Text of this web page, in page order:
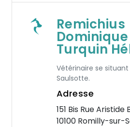
Remichius
Turquin
Vétérinaire se situant
Saulsotte.
Adresse
151 Bis Rue Aristide
10100 Romilly-sur-